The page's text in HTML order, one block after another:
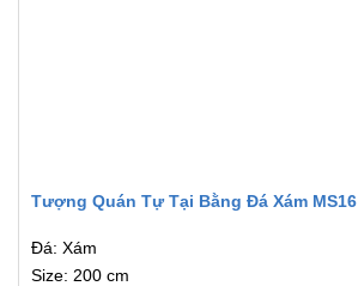
Tượng Quán Tự Tại Bằng Đá Xám MS16
Đá: Xám
Size: 200 cm